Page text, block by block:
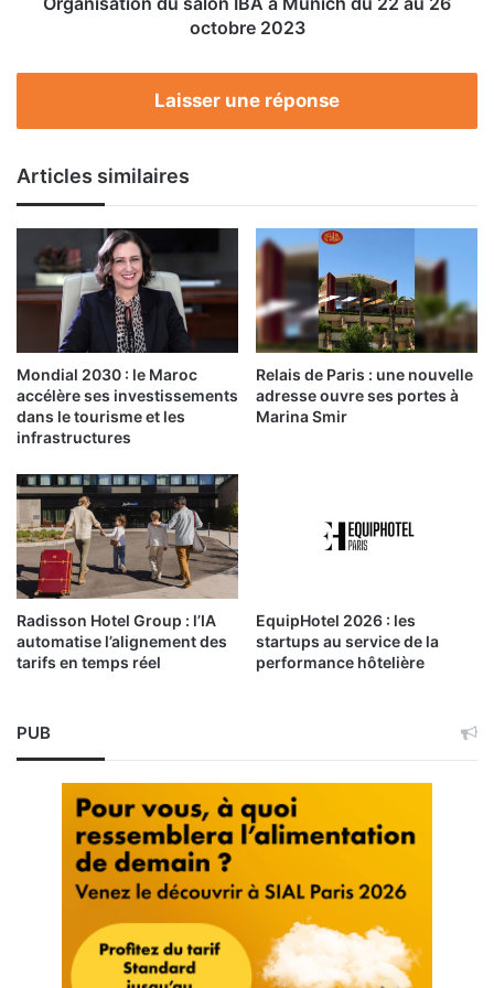
octobre 2023
Laisser une réponse
Articles similaires
Mondial 2030 : le Maroc
accélère ses investissements
dans le tourisme et les
infrastructures
Relais de Paris : une nouvelle
adresse ouvre ses portes à
Marina Smir
Radisson Hotel Group : l’IA
automatise l’alignement des
tarifs en temps réel
EquipHotel 2026 : les
startups au service de la
performance hôtelière
PUB